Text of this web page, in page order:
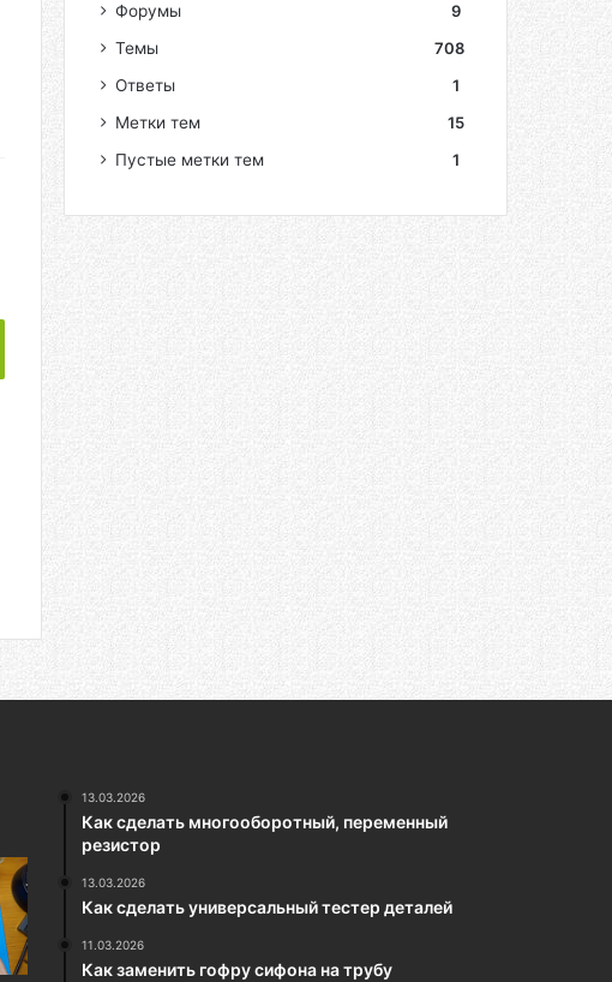
Форумы
9
Темы
708
Ответы
1
Метки тем
15
Пустые метки тем
1
13.03.2026
Как сделать многооборотный, переменный
резистор
13.03.2026
Как сделать универсальный тестер деталей
11.03.2026
Как заменить гофру сифона на трубу